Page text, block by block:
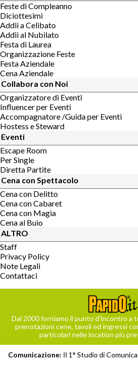
Feste di Compleanno
Diciottesimi
Addii a Celibato
Addii al Nubilato
Festa di Laurea
Organizzazione Feste
Festa Aziendale
Cena Aziendale
Collabora con Noi
Organizzatore di Eventi
Influencer per Eventi
Accompagnatore /Guida per Eventi
Hostess e Steward
Eventi
Escape Room
Per Single
Diretta Partite
Cena con Spettacolo
Cena con Delitto
Cena con Cabaret
Cena con Magia
Cena al Buio
ALTRO
Staff
Privacy Policy
Note Legali
Contattaci
Dal 2000 forniamo il punto d’incontro
prenotazioni cene, tavoli ed ingressi
particolari nelle location più
Comunicazione: Il 1° Studio di